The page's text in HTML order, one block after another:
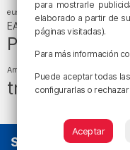
euskera fiestas fútbol
EA Sports
Liga Endesa
Política
Arriaga
tráfico en
SOBRE NOSOTROS
para mostrarle
elaborado a partir de
páginas visitadas).
Para más información
Puede aceptar todas
configurarlas o
Aceptar